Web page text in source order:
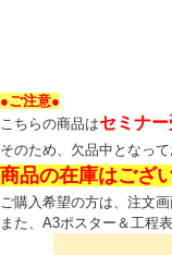
●ご注意●
こちらの商品はセミナ
そのため、欠品中となって
商品の在庫はござ
ご購入希望の方は、注文
また、A3ポスター＆工程